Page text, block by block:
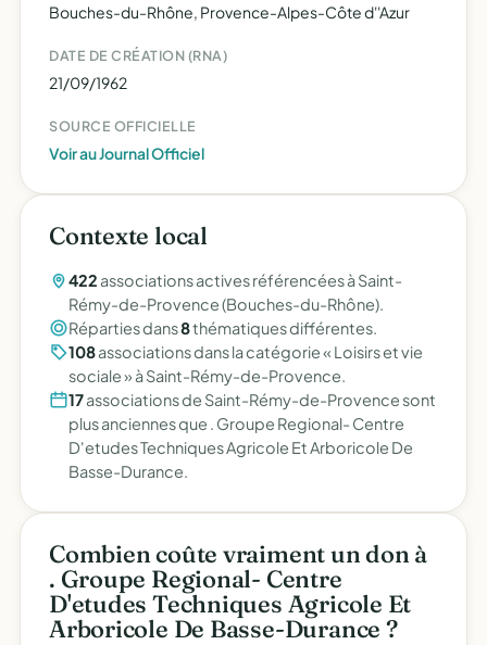
Bouches-du-Rhône, Provence-Alpes-Côte d''Azur
DATE DE CRÉATION (RNA)
21/09/1962
SOURCE OFFICIELLE
Voir au Journal Officiel
Contexte local
422 associations actives référencées à Saint-
Rémy-de-Provence (Bouches-du-Rhône).
Réparties dans8thématiques différentes.
108associations dans la catégorie « Loisirs et vie
sociale » à Saint-Rémy-de-Provence.
17associations de Saint-Rémy-de-Provence sont
plus anciennes que . Groupe Regional- Centre
D'etudes Techniques Agricole Et Arboricole De
Basse-Durance.
Combien coûte vraiment un don à
. Groupe Regional- Centre
D'etudes Techniques Agricole Et
Arboricole De Basse-Durance ?